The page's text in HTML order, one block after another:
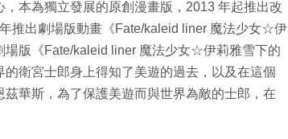
本為獨立發展的原創漫畫版，2013 年起推出改
推出劇場版動畫《Fate/kaleid liner 魔法少女☆伊
場版《Fate/kaleid liner 魔法少女☆伊莉雅雪下的
衛宮士郎身上得知了美遊的過去，以及在這個
華斯，為了保護美遊而與世界為敵的士郎，在